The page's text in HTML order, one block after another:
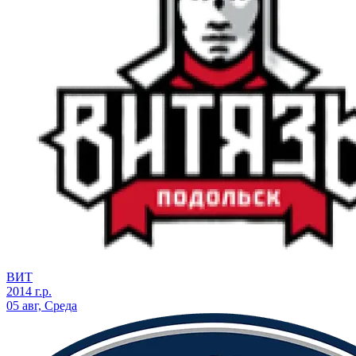
ВИТ
2014 г.р.
05 авг, Среда